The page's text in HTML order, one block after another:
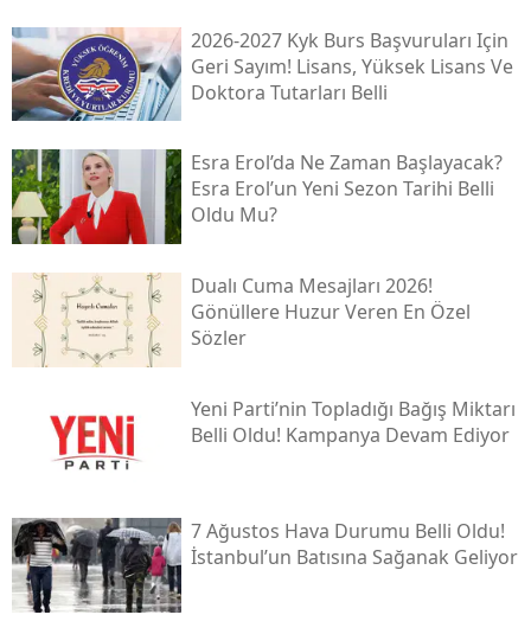
2026-2027 Kyk Burs Başvuruları Için
Geri Sayım! Lisans, Yüksek Lisans Ve
Doktora Tutarları Belli
Esra Erol’da Ne Zaman Başlayacak?
Esra Erol’un Yeni Sezon Tarihi Belli
Oldu Mu?
Dualı Cuma Mesajları 2026!
Gönüllere Huzur Veren En Özel
Sözler
Yeni̇ Parti’nin Topladığı Bağış Miktarı
Belli Oldu! Kampanya Devam Ediyor
7 Ağustos Hava Durumu Belli Oldu!
İstanbul’un Batısına Sağanak Geliyor